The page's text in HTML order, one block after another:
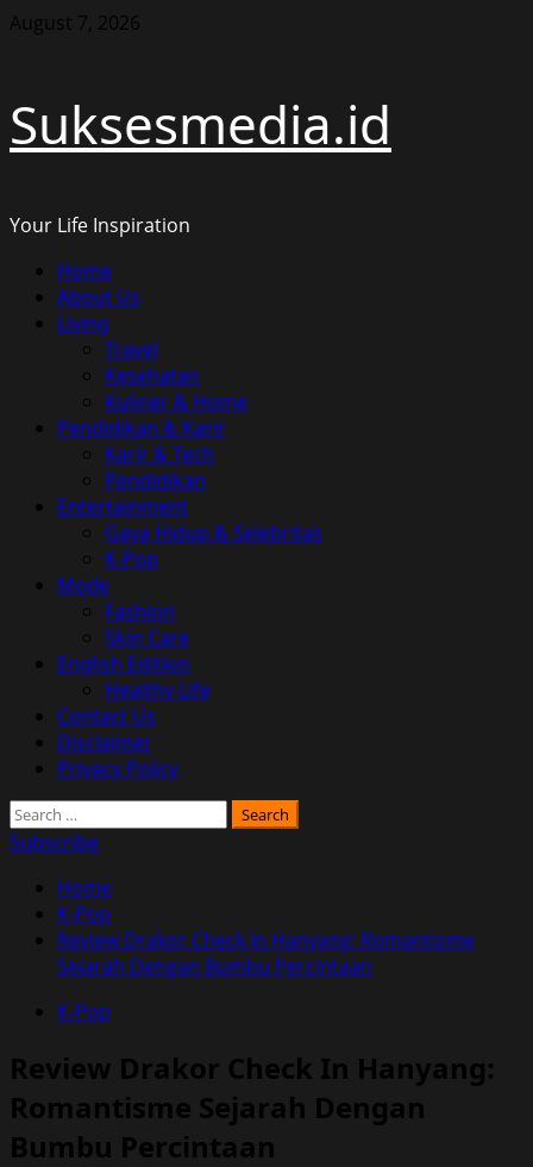
Skip
August 7, 2026
Suksesmedia.id
Your Life Inspiration
Primary
Menu
Home
About Us
Living
Travel
Kesehatan
Kuliner & Home
Pendidikan & Karir
Karir & Tech
Pendidikan
Entertainment
Gaya Hidup & Selebritas
K-Pop
Mode
Fashion
Skin Care
English Edition
Healthy Life
Contact Us
Disclaimer
Privacy Policy
Search
for:
Subscribe
Home
K-Pop
Review Drakor Check In Hanyang: Romantisme
Sejarah Dengan Bumbu Percintaan
K-Pop
Review Drakor Check In Hanyang:
Romantisme Sejarah Dengan
Bumbu Percintaan